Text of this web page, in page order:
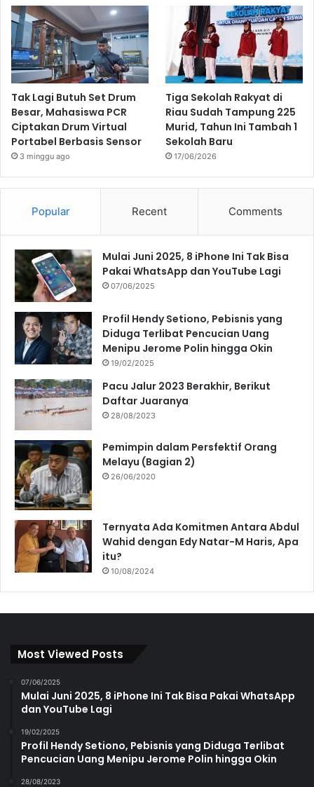
Tak Lagi Butuh Set Drum
Besar, Mahasiswa PCR
Ciptakan Drum Virtual
Portabel Berbasis Sensor
3 minggu ago
Tiga Sekolah Rakyat di
Riau Sudah Tampung 225
Murid, Tahun Ini Tambah 1
Sekolah Baru
17/06/2026
Popular Recent Comments
Mulai Juni 2025, 8 iPhone Ini Tak Bisa
Pakai WhatsApp dan YouTube Lagi
07/06/2025
Profil Hendy Setiono, Pebisnis yang
Diduga Terlibat Pencucian Uang
Menipu Jerome Polin hingga Okin
19/02/2025
Pacu Jalur 2023 Berakhir, Berikut
Daftar Juaranya
28/08/2023
Pemimpin dalam Persfektif Orang
Melayu (Bagian 2)
26/06/2020
Ternyata Ada Komitmen Antara Abdul
Wahid dengan Edy Natar-M Haris, Apa
itu?
10/08/2024
Most Viewed Posts
07/06/2025
Mulai Juni 2025, 8 iPhone Ini Tak Bisa Pakai WhatsApp
dan YouTube Lagi
19/02/2025
Profil Hendy Setiono, Pebisnis yang Diduga Terlibat
Pencucian Uang Menipu Jerome Polin hingga Okin
28/08/2023